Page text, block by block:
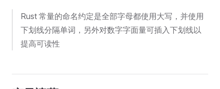
Rust 常量的命名约定是全部字母都使用大写，并使用
下划线分隔单词，另外对数字字面量可插入下划线以
提高可读性